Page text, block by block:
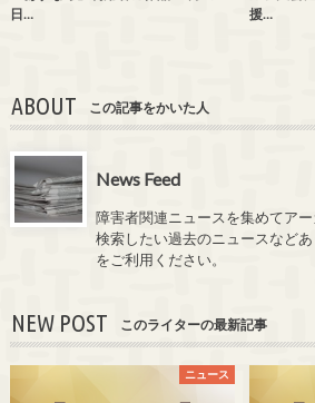
日…
援…
ABOUT この記事をかいた人
News Feed
障害者関連ニュースを集めてアー
検索したい過去のニュースなど
をご利用ください。
NEW POST このライターの最新記事
ニュース